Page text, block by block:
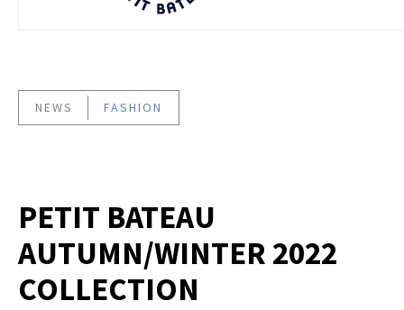
NEWS FASHION
PETIT BATEAU
AUTUMN/WINTER 2022
COLLECTION